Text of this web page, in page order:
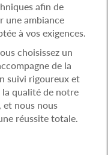
afin de
une ambiance
à vos exigences.
choisissez un
de la
suivi rigoureux et
qualité de notre
et nous nous
réussite totale.